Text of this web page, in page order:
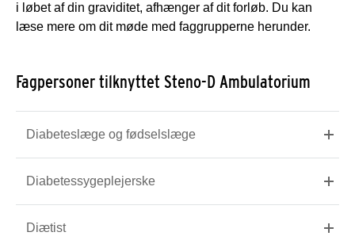
i løbet af din graviditet, afhænger af dit forløb. Du kan
læse mere om dit møde med faggrupperne herunder.
Fagpersoner tilknyttet Steno-D Ambulatorium
Diabeteslæge og fødselslæge
Diabetessygeplejerske
Diætist